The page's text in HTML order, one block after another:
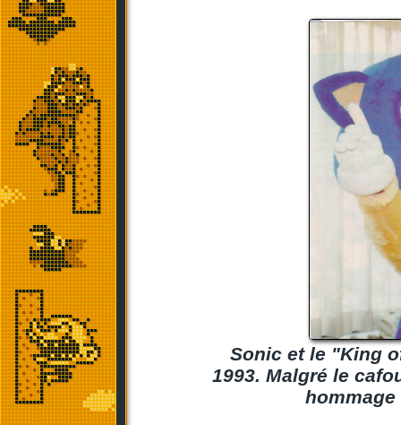
Sonic et le "King
1993. Malgré le